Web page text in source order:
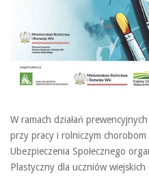
W ramach działań
przy pracy i rolniczym
Ubezpieczenia Społecznego
Plastyczny dla uczniów